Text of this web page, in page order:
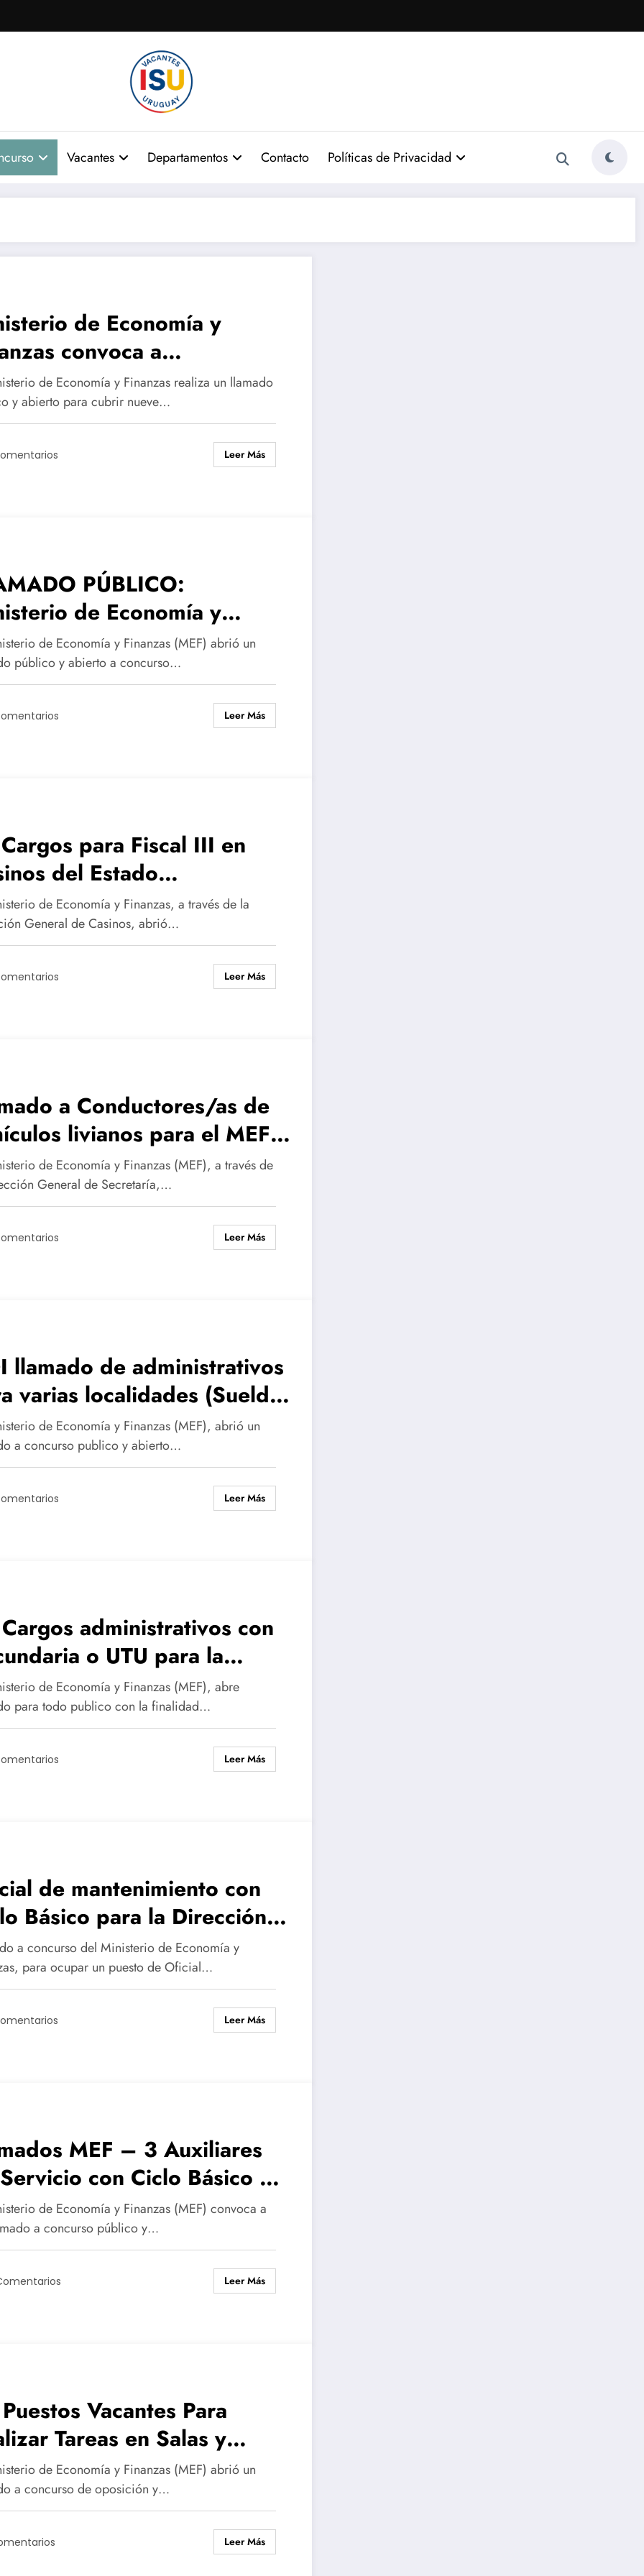
Vacantes Departamentos Contacto Políticas de Privacidad
de Economía y
convoca a
para la
Nacional de Catastro
de Economía y Finanzas realiza un llamado
y abierto para cubrir nueve…
Leer Más
PÚBLICO:
de Economía y
abre concurso para
a Administrativo/a
de Economía y Finanzas (MEF) abrió un
público y abierto a concurso…
Leer Más
para Fiscal III en
del Estado
y Canelones)
de Economía y Finanzas, a través de la
General de Casinos, abrió…
Leer Más
a Conductores/as de
livianos para el MEF
de Economía y Finanzas (MEF), a través de
General de Secretaría,…
Leer Más
llamado de administrativos
varias localidades (Sueldo
de Economía y Finanzas (MEF), abrió un
a concurso publico y abierto…
Leer Más
administrativos con
o UTU para la
Nacional de Aduanas
$80.469,68)
de Economía y Finanzas (MEF), abre
para todo publico con la finalidad…
Leer Más
de mantenimiento con
Básico para la Dirección
de Secretarí­a (Sueldo
a concurso del Ministerio de Economía y
para ocupar un puesto de Oficial…
Leer Más
MEF – 3 Auxiliares
con Ciclo Básico o
(Sueldo $ 52.220.65)
de Economía y Finanzas (MEF) convoca a
a concurso público y…
Leer Más
Vacantes Para
Tareas en Salas y
en Montevideo y
de Economía y Finanzas (MEF) abrió un
a concurso de oposición y…
Leer Más